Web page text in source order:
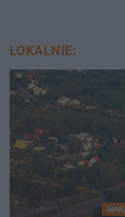
LOKALNIE: